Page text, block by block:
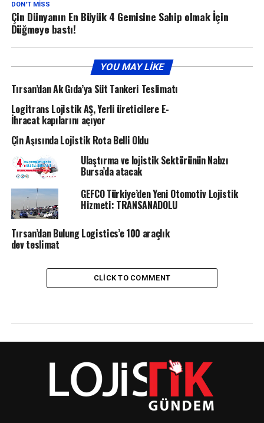
DON'T MISS
Çin Dünyanın En Büyük 4 Gemisine Sahip olmak İçin
Düğmeye bastı!
YOU MAY LIKE
Tırsan’dan Ak Gıda’ya Süt Tankeri Teslimatı
Logitrans Lojistik AŞ, Yerli üreticilere E-
İhracat kapılarını açıyor
Çin Aşısında Lojistik Rota Belli Oldu
Ulaştırma ve lojistik Sektörünün Nabzı
Bursa’da atacak
GEFCO Türkiye’den Yeni Otomotiv Lojistik
Hizmeti: TRANSANADOLU
Tırsan’dan Bulung Logistics’e 100 araçlık
dev teslimat
CLICK TO COMMENT